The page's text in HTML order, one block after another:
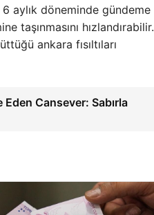
aylık döneminde gündeme
taşınmasını hızlandırabilir.
ankara fısıltıları
Cansever: Sabırla